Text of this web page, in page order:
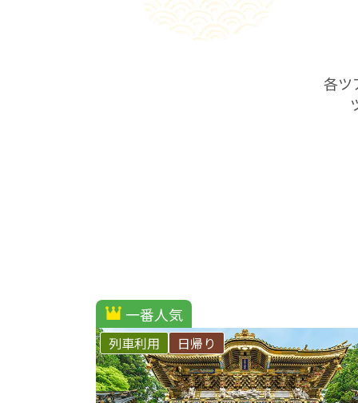
各ツ
一番人気
列車利用 日帰り